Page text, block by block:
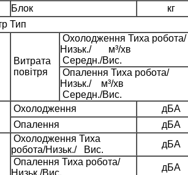
Блок
кг
Тип
Витрата
повітря
Охолодження Тиха робота/
Низьк./ м³/хв
Середн./Вис.
Опалення Тиха робота/
Низьк./ м³/хв
Середн./Вис.
Охолодження
дБA
Опалення
дБA
Охолодження Тиха
робота/Низьк./ Вис.
дБA
Опалення Тиха робота/
Низьк./Вис.
дБA